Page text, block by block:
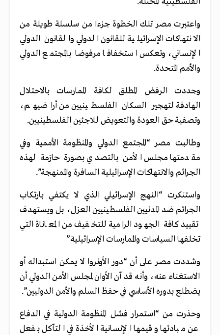
واعتبرت مصر تلك الخطوة جزءا من سلسلة طويلة من
الانتهاكات الإسرائيلية للقانون الدولي والقانون الدولي
الإنساني، وتعكس استخفافا مرفوضا بالمجتمع الدولي
والأمم المتحدة.
وجددت الرفض المطلق لكافة الممارسات بالاحتلال
الهادفة لتهجير السكان الفلسطينيين من أراضيهم،
وتصفية حق العودة والتعويض للاجئين الفلسطينيين.
وطالبت مصر “المجتمع الدولي والمنظومة الأممية وفي
مقدمتها مجلس الأمن بالتصدي بصورة حازمة لهذه
الجرائم والانتهاكات الإسرائيلية السافرة والممنهجة”.
واستنكرت “النهج الإسرائيلي الذي لا يكتفي بارتكاب
الجرائم ضد المدنيين الفلسطينيين العزل، بل ويستهدف
تقييد كافة الجهود الرامية للتخفيف من المعاناة التي
تخلفها السياسات والممارسات الإسرائيلية”
وشددت مصر على أن “دور الأونروا لا يمكن استبداله أو
الاستغناء عنه، وأنه قد آن الأوان لمجلس الأمن الدولي أن
يضطلع بدوره الأساسي في حفظ السلم والأمن الدوليين”.
وحذرت من “استمرار فشل المنظومة الدولية في الدفاع
عن مبادئها وقيمها الإنسانية الأخذة في التآكل بفعل